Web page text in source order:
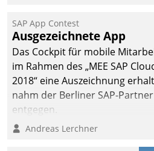
SAP App Contest
Ausgezeichnete App
Das Cockpit für mobile
im Rahmen des „MEE SAP
2018“ eine Auszeichnung
nahm der Berliner SAP-
entgegen.
Andreas Lerchner